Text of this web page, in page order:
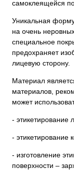
самоклеящейся
Уникальная
на очень
специальное
предохраняет
лицевую сторону.
Материал
материалов,
может
- этикетирование
- этикетирование
- изготовление
поверхности –